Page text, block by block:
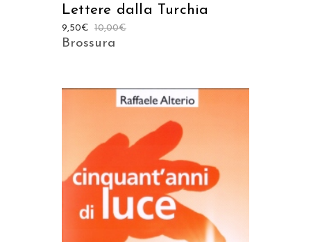
Lettere dalla Turchia
10,00€
9,50€
Brossura
AGGIUNGI AL CARRELLO